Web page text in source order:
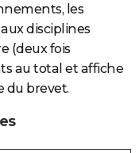
les
disciplines
(deux fois
au total et affiche
du brevet.